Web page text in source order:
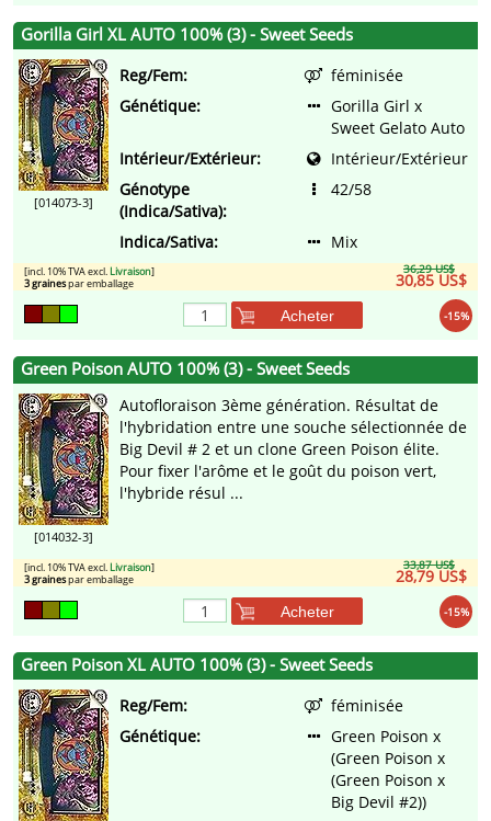
Gorilla Girl XL AUTO 100% (3) - Sweet Seeds
[014073-3]
Reg/Fem:
féminisée
Génétique:
Gorilla Girl x
Sweet Gelato Auto
Intérieur/Extérieur:
Intérieur/Extérieur
Génotype
(Indica/Sativa):
42/58
Indica/Sativa: Mix
36,29 US$
30,85 US$
[incl. 10% TVA excl. Livraison]
3 grainespar emballage
-15%
Acheter
Green Poison AUTO 100% (3) - Sweet Seeds
[014032-3]
Autofloraison 3ème génération. Résultat de
l'hybridation entre une souche sélectionnée de
Big Devil # 2 et un clone Green Poison élite.
Pour fixer l'arôme et le goût du poison vert,
l'hybride résul ...
33,87 US$
28,79 US$
[incl. 10% TVA excl. Livraison]
3 grainespar emballage
-15%
Acheter
Green Poison XL AUTO 100% (3) - Sweet Seeds
Reg/Fem:
féminisée
Génétique:
Green Poison x
(Green Poison x
(Green Poison x
Big Devil #2))